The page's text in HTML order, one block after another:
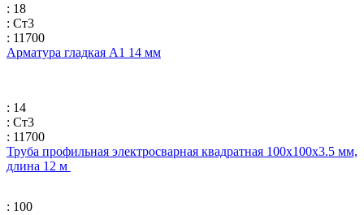
: 18
: Ст3
: 11700
Арматура гладкая А1 14 мм
: 14
: Ст3
: 11700
Труба профильная электросварная квадратная 100х100х3.5 мм,
длина 12 м
: 100